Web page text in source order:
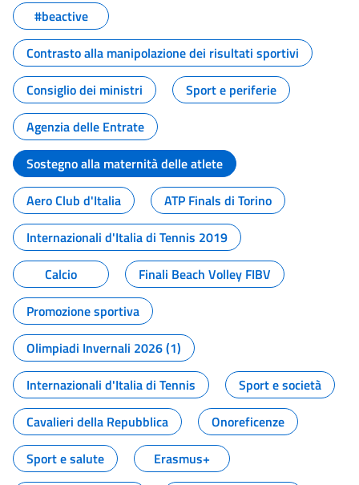
#beactive
Contrasto alla manipolazione dei risultati sportivi
Consiglio dei ministri
Sport e periferie
Agenzia delle Entrate
Sostegno alla maternità delle atlete
Aero Club d'Italia
ATP Finals di Torino
Internazionali d'Italia di Tennis 2019
Calcio
Finali Beach Volley FIBV
Promozione sportiva
Olimpiadi Invernali 2026 (1)
Internazionali d'Italia di Tennis
Sport e società
Cavalieri della Repubblica
Onoreficenze
Sport e salute
Erasmus+